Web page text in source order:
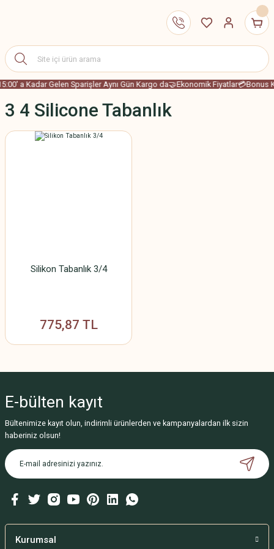
a Kadar Gelen Sparişler Aynı Gün Kargo da🤝Ekonomik Fiyatlar💳Bonus
3 4 Silicone Tabanlık
Silikon Tabanlık 3/4
775,87 TL
E-bülten kayıt
Bültenimize kayıt olun, indirimli ürünlerden ve kampanyalardan ilk sizin
haberiniz olsun!
Kurumsal